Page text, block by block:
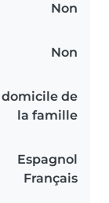
Non
Non
de
la famille
Espagnol
Français